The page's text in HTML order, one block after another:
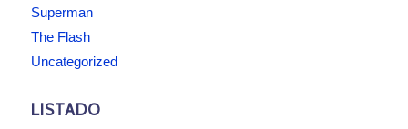
Superman
The Flash
Uncategorized
LISTADO